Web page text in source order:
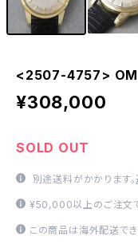
<2507-4757>
¥308,000
SOLD OUT
別途送料がかかります。
¥50,000以上のご注文
この商品は海外配送でき